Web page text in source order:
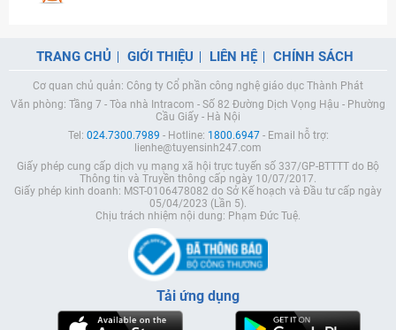
TRANG CHỦ GIỚI THIỆU LIÊN HỆ CHÍNH SÁCH
Cơ quan chủ quản: Công ty Cổ phần công nghệ giáo dục Thành Phát
Văn phòng: Tầng 7 - Tòa nhà Intracom - Số 82 Đường Dịch Vọng Hậu - Phường
Cầu Giấy - Hà Nội
Tel: 024.7300.7989 - Hotline: 1800.6947- Email hỗ trợ:
lienhe@tuyensinh247.com
Giấy phép cung cấp dịch vụ mạng xã hội trực tuyến số 337/GP-BTTTT do Bộ
Thông tin và Truyền thông cấp ngày 10/07/2017.
Giấy phép kinh doanh: MST-0106478082 do Sở Kế hoạch và Đầu tư cấp ngày
05/04/2023 (Lần 5).
Chịu trách nhiệm nội dung: Phạm Đức Tuệ.
Tải ứng dụng